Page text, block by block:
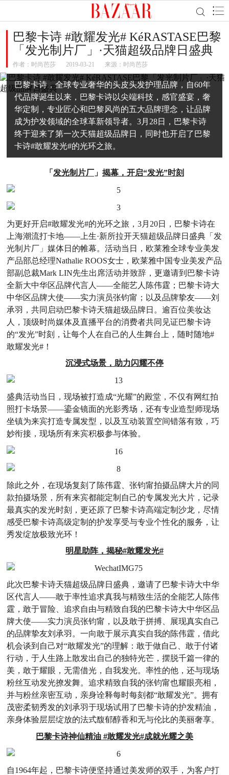
巴黎卡诗 #敢耀发光# KéRASTASE巴黎
「发光制片厂」·天猫超级品牌日盛典
作者： 时尚芭莎 2019-03-21 来源：时尚芭莎
巴黎卡诗，全球专业奢华的头皮头发护理品牌，自60年
代品牌诞生以来，巴黎卡诗以尖端科技，感官盛宴，奢
华定制，专业匠心和巴黎风尚的五大品牌理念，让品牌
成为护发领域的全球革新领导者。3月28日，巴黎卡诗
终于迎来了第一次天猫超级品牌日，同时也开启了巴黎
卡诗#敢耀发光#的光环之旅。
「 发光制片厂」 揭幕，开启“发光”时刻
为更好开启#敢耀发光#的光环之旅，3月20日，巴黎卡诗在
上海潮流打卡地——上生·新所拉开天猫超级品牌日盛典「发
光制片厂」媒体日的帷幕。活动当日，欧莱雅全球专业美发
产品部总经理Nathalie ROOS女士，欧莱雅中国专业美发产品
部副总裁Mark LIN先生出席活动并致辞，更邀请到巴黎卡诗
全新大中华区品牌代言人——全能艺人陈伟霆；巴黎卡诗大
中华区品牌大使——实力演员张钧甯；以及品牌挚友——刘
承羽，共同启动巴黎卡诗天猫超级品牌日。逾百位美妆达
人，顶级时尚媒体及直播平台的消费者共同见证巴黎卡诗
的“发光”时刻，让每个人在自己的人生舞台上，随时随地#
敢耀发光#！
沉浸式场景，助力闪耀不停
盛典活动当日，现场被打造成“光耀”的殿堂，不仅有网红拍
照打卡场景——鎏金镜面的光影秀场，还有专业造型师现场
坐镇为来宾打造专属发型，以及互动装置空间错落有致，巧
妙衔接，现场所有来宾积极参与体验。
除此之外，在现场复刻了陈伟霆、张钧甯拍摄品牌大片的同
款拍摄场景，所有来宾都能定制自己的专属发光大片，记录
最真实的发光时刻，更还原了巴黎卡诗高端定制沙龙，尽情
感受巴黎卡诗高级定制的护发享受与专业个性化的服务，让
秀发绽放极致光环！
明星助阵，揭秘#敢耀发光#
此次巴黎卡诗天猫超级品牌日盛典，邀请了巴黎卡诗大中华
区代言人——敢于率性追求真我与精致生活的全能艺人陈伟
霆，敢于冒险、追求自由与精致自我的巴黎卡诗大中华区品
牌大使——实力演员张钧甯，以及敢于拼搏、展现真实自己
的品牌挚友刘承羽。一向敢于展示真实自我的陈伟霆，借此
机会谈到自己对“敢耀发光”的理解：敢于做自己、敢于付诸
行动，于人生路上散发出自己的独特光芒，摆脱千篇一律的
美，敢于耀眼，无需借光，自我发光。率性的他，还与现场
粉丝互动发光撩发舞。追求精致自我的张钧甯也耀眼亮相，
并与粉丝亲密互动，亲身诠释每时每刻都“敢耀发光”。拥有
茂密柔韧秀发的刘承羽于现场试用了巴黎卡诗的护发精油，
亲身体验层层绽放的法式馥郁醇香和无与伦比的美丽奢享。
巴黎卡诗神仙精油 #敢耀发光#成就光耀之美
自1964年起，巴黎卡诗便坚持通过美发师的双手，为客户打